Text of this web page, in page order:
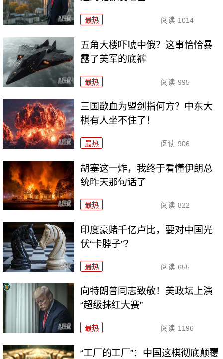
最热 阅读 1014
五角大楼吓唬中俄？这事恰恰暴
露了美军的底裤
最热 阅读 995
三国歃血为盟剑指何方？中东大
棋有人坐不住了！
最热 阅读 906
胡塞这一炸，我终于看懂伊朗总
统昨天那句话了
最热 阅读 822
印度豪赌千亿卢比，要对中国光
伏“卡脖子”？
最热 阅读 655
向特朗普同志致敬！美政坛上演
“超级抹红大赛”
最热 阅读 1196
“工厂的工厂”：中国这棋彻底颠覆